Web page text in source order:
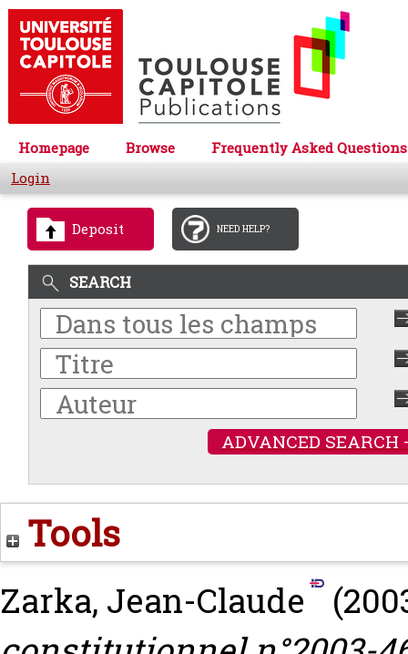
Homepage Browse
Frequently Asked Questions
Login
Deposit NEED HELP?
SEARCH
ADVANCED SEARCH
Tools
Zarka, Jean-Claude